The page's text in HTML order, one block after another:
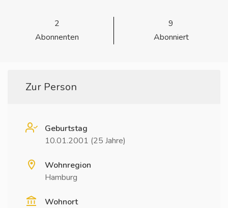
2
Abonnenten
9
Abonniert
Zur Person
Geburtstag
10.01.2001 (25 Jahre)
Wohnregion
Hamburg
Wohnort